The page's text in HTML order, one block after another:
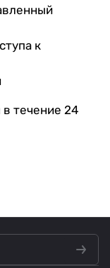
к
в течение 24